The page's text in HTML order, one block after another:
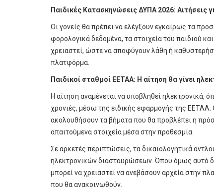
Παιδικές Κατασκηνώσεις ΔΥΠΑ 2026: Αιτήσεις
Οι γονείς θα πρέπει να ελέγξουν εγκαίρως τα
φορολογικά δεδομένα, τα στοιχεία του παιδιού
χρειαστεί, ώστε να αποφύγουν λάθη ή
πλατφόρμα.
Παιδικοί σταθμοί ΕΕΤΑΑ: Η αίτηση θα γίνει
Η αίτηση αναμένεται να υποβληθεί ηλεκτρονικά,
χρονιές, μέσω της ειδικής εφαρμογής της ΕΕΤΑΑ.
ακολουθήσουν τα βήματα που θα προβλέπει η
απαιτούμενα στοιχεία μέσα στην προθεσμία.
Σε αρκετές περιπτώσεις, τα δικαιολογητικά
ηλεκτρονικών διασταυρώσεων. Όπου όμως αυτό
μπορεί να χρειαστεί να ανεβάσουν αρχεία στην
που θα ανακοινωθούν.